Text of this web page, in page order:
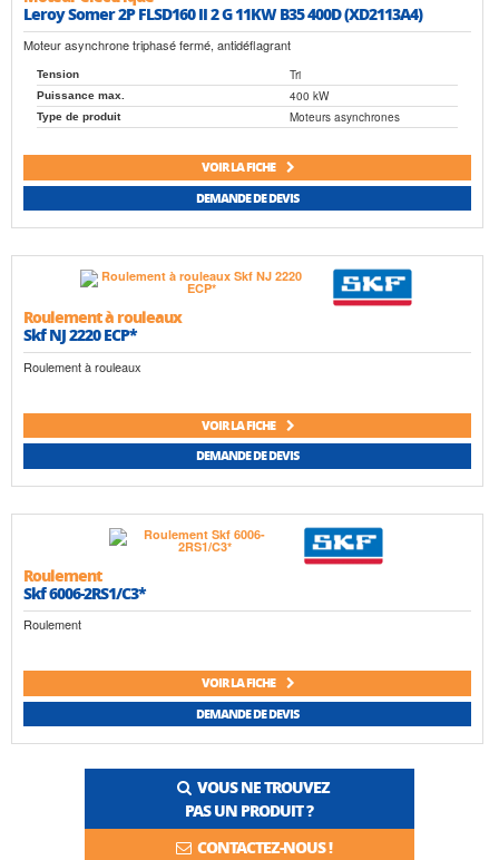
Leroy Somer 2P FLSD160 II 2 G 11KW B35 400D (XD2113A4)
Moteur asynchrone triphasé fermé, antidéflagrant
Tension Tri
Puissance max. 400 kW
Type de produit Moteurs asynchrones
VOIR LA FICHE
DEMANDE DE DEVIS
Roulement à rouleaux
Skf NJ 2220 ECP*
Roulement à rouleaux
VOIR LA FICHE
DEMANDE DE DEVIS
Roulement
Skf 6006-2RS1/C3*
Roulement
VOIR LA FICHE
DEMANDE DE DEVIS
VOUS NE TROUVEZ
PAS UN PRODUIT ?
CONTACTEZ-NOUS !